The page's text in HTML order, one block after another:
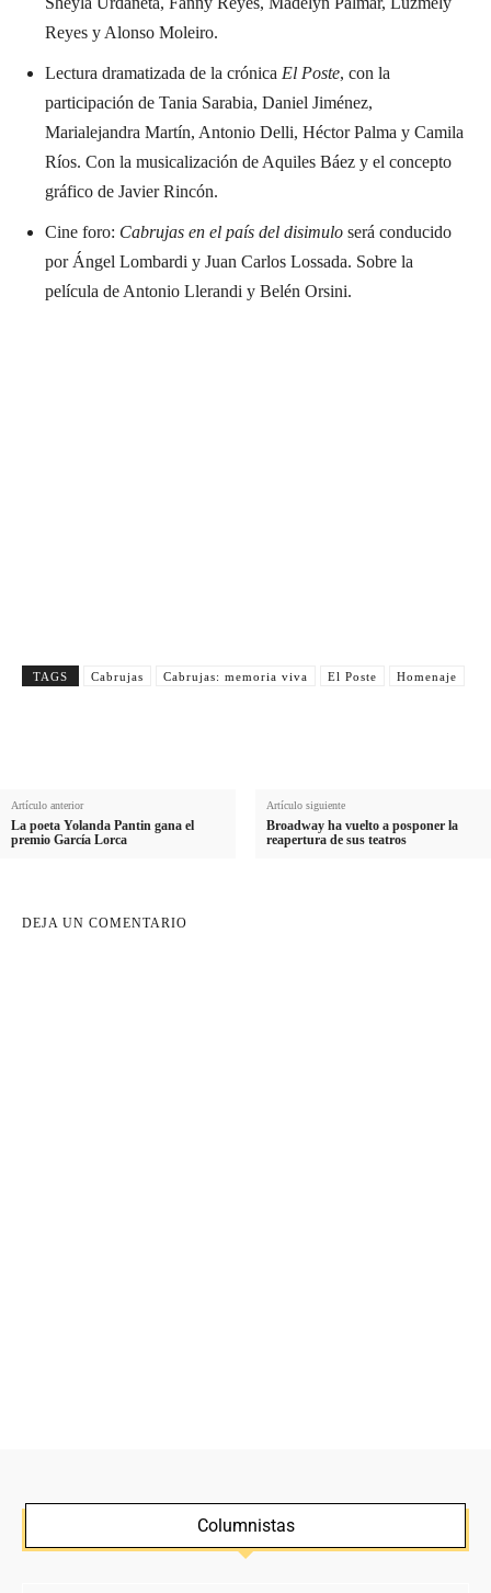
Reyes y Alonso Moleiro.
Lectura dramatizada de la crónica El Poste, con la
participación de Tania Sarabia, Daniel Jiménez,
Marialejandra Martín, Antonio Delli, Héctor Palma y Camila
Ríos. Con la musicalización de Aquiles Báez y el concepto
gráfico de Javier Rincón.
Cine foro: Cabrujas en el país del disimulo será conducido
por Ángel Lombardi y Juan Carlos Lossada. Sobre la
película de Antonio Llerandi y Belén Orsini.
d
lTAGS Cabrujas Cabrujas: memoria viva El Poste Homenaje
Artículo anterior
La poeta Yolanda Pantin gana el
premio García Lorca
Artículo siguiente
Broadway ha vuelto a posponer la
reapertura de sus teatros
DEJA UN COMENTARIO
Columnistas